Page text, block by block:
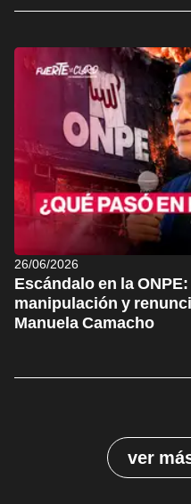
26/06/2026
Escándalo en la
manipulación y
Manuela Camacho
ver